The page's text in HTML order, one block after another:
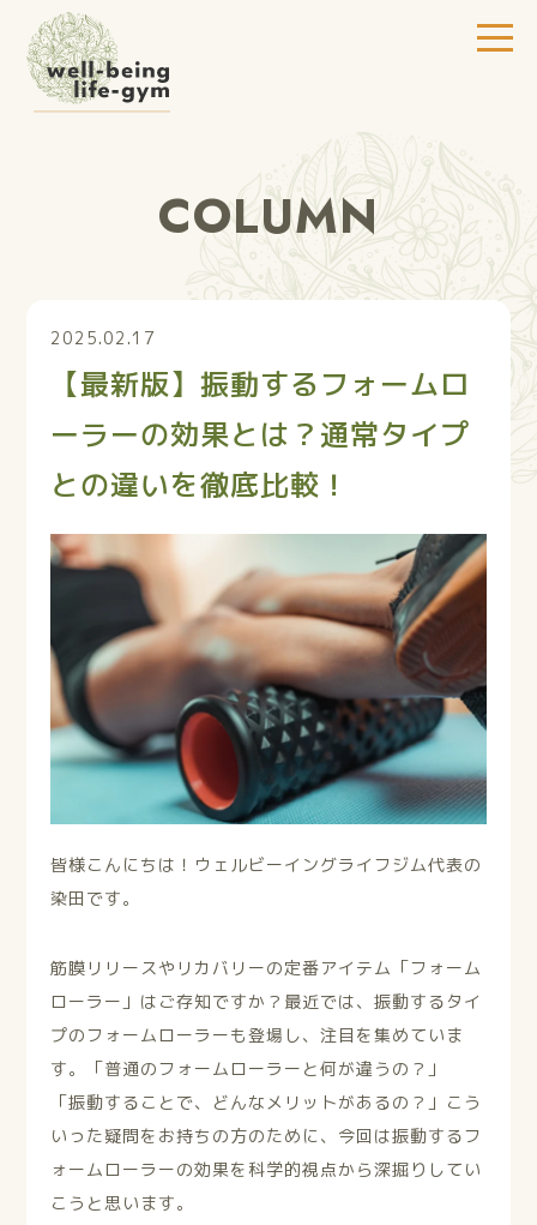
COLUMN
2025.02.17
【最新版】振動するフォームロ
ーラーの効果とは？通常タイプ
との違いを徹底比較！
皆様こんにちは！ウェルビーイングライフジム代表の
染田です。
筋膜リリースやリカバリーの定番アイテム「フォーム
ローラー」はご存知ですか？最近では、振動するタイ
プのフォームローラーも登場し、注目を集めていま
す。「普通のフォームローラーと何が違うの？」
「振動することで、どんなメリットがあるの？」こう
いった疑問をお持ちの方のために、今回は振動するフ
ォームローラーの効果を科学的視点から深掘りしてい
こうと思います。